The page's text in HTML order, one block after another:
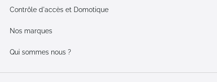
Contrôle d'accès et Domotique
Nos marques
Qui sommes nous ?